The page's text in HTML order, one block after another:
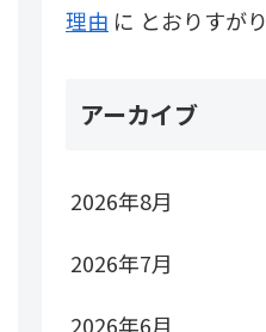
理由 に とおりすがり
アーカイブ
2026年8月
2026年7月
2026年6月